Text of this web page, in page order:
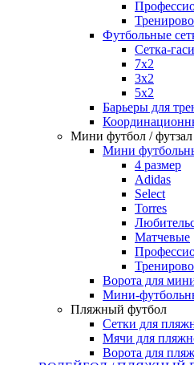
Футбольные
Сетка-
7x2
3х2
5х2
Барьеры для
Мини футбол / футзал
Мини
4 размер
Adidas
Select
Torres
Матчевые
Ворота для
Мини-
Пляжный футбол
Сетки для
Мячи для
Ворота для